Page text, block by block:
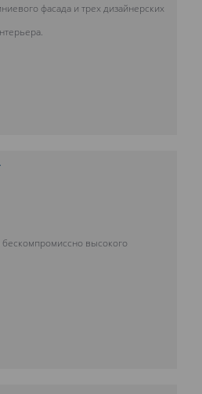
фасада и трех дизайнерских
высокого